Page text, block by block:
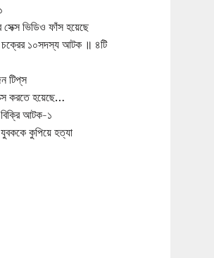
সেক্স ভিডিও ফাঁস হয়েছে
চক্রের ১০সদস্য আটক ॥ ৪টি
টিপ্‌স
করতে হয়েছে…
বিক্রি আটক-১
কুপিয়ে হত্যা